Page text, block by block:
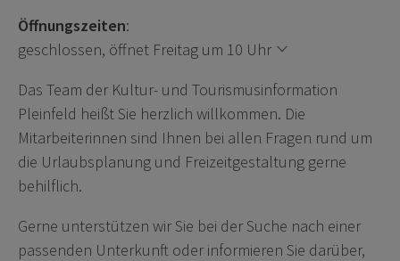
Öffnungszeiten:
geschlossen, öffnet Freitag um 10 Uhr
Das Team der Kultur- und Tourismusinformation
Pleinfeld heißt Sie herzlich willkommen. Die
Mitarbeiterinnen sind Ihnen bei allen Fragen rund um
die Urlaubsplanung und Freizeitgestaltung gerne
behilflich.
Gerne unterstützen wir Sie bei der Suche nach einer
passenden Unterkunft oder informieren Sie darüber,